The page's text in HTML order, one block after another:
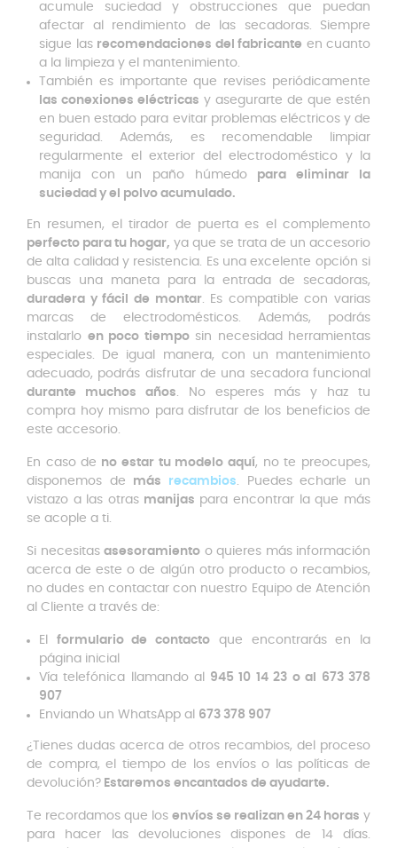
acumule suciedad y obstrucciones que puedan
afectar al rendimiento de las secadoras. Siempre
sigue las recomendaciones del fabricante en cuanto
a la limpieza y el mantenimiento.
También es importante que revises periódicamente
las conexiones eléctricas y asegurarte de que estén
en buen estado para evitar problemas eléctricos y de
seguridad. Además, es recomendable limpiar
regularmente el exterior del electrodoméstico y la
manija con un paño húmedo para eliminar la
suciedad y el polvo acumulado.
En resumen, el tirador de puerta es el complemento
perfecto para tu hogar, ya que se trata de un accesorio
de alta calidad y resistencia. Es una excelente opción si
buscas una maneta para la entrada de secadoras,
duradera y fácil de montar. Es compatible con varias
marcas de electrodomésticos. Además, podrás
instalarlo en poco tiemposin necesidad herramientas
especiales. De igual manera, con un mantenimiento
adecuado, podrás disfrutar de una secadora funcional
durante muchos años. No esperes más y haz tu
compra hoy mismo para disfrutar de los beneficios de
este accesorio.
En caso de no estar tu modelo aquí, no te preocupes,
disponemos de más recambios. Puedes echarle un
vistazo a las otras manijas para encontrar la que más
se acople a ti.
Si necesitas asesoramiento o quieres más información
acerca de este o de algún otro producto o recambios,
no dudes en contactar con nuestro Equipo de Atención
al Cliente a través de:
El formulario de contacto que encontrarás en la
página inicial
Vía telefónica llamando al
945 10 14 23 o al 673 378
907
Enviando un WhatsApp al 673 378 907
¿Tienes dudas acerca de otros recambios, del proceso
de compra, el tiempo de los envíos o las políticas de
devolución? Estaremos encantados de ayudarte.
Te recordamos que los envíos se realizan en 24 horas y
para hacer las devoluciones dispones de 14 días.